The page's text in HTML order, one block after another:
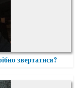
звертатися?